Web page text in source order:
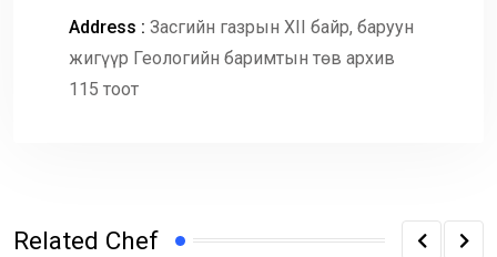
Address : Засгийн газрын XII байр, баруун
жигүүр Геологийн баримтын төв архив
115 тоот
Related Chef